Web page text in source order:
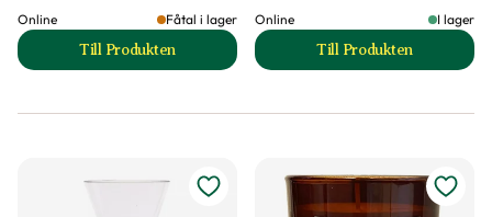
Online
Fåtal i lager
Till Produkten
till Dekorationssvamp smal produktsida
Online
I lager
Till Produkten
till Dekorsten,